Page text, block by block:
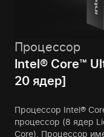
Процессор
Intel® Core™
20 ядер]
Процессор Intel®
процессор (8 ядер
Core). Процессор